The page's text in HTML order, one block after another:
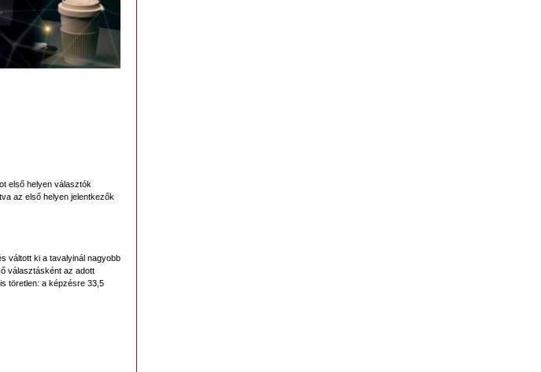
első helyen választók
az első helyen jelentkezők
váltott ki a tavalyinál nagyobb
választásként az adott
töretlen: a képzésre 33,5